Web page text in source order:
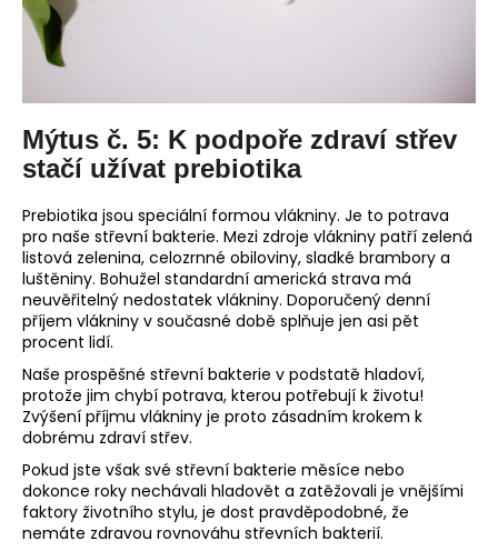
Mýtus č. 5: K podpoře zdraví střev
stačí užívat prebiotika
Prebiotika jsou speciální formou vlákniny. Je to potrava
pro naše střevní bakterie. Mezi zdroje vlákniny patří zelená
listová zelenina, celozrnné obiloviny, sladké brambory a
luštěniny. Bohužel standardní americká strava má
neuvěřitelný nedostatek vlákniny. Doporučený denní
příjem vlákniny v současné době splňuje jen asi pět
procent lidí.
Naše prospěšné střevní bakterie v podstatě hladoví,
protože jim chybí potrava, kterou potřebují k životu!
Zvýšení příjmu vlákniny je proto zásadním krokem k
dobrému zdraví střev.
Pokud jste však své střevní bakterie měsíce nebo
dokonce roky nechávali hladovět a zatěžovali je vnějšími
faktory životního stylu, je dost pravděpodobné, že
nemáte zdravou rovnováhu střevních bakterií.